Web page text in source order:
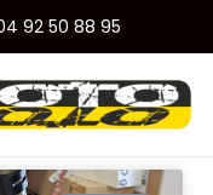
92 50 88 95